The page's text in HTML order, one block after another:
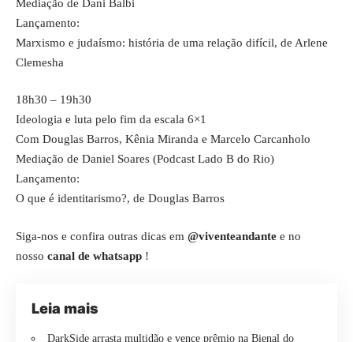
Mediação de Dani Balbi
Lançamento:
Marxismo e judaísmo: história de uma relação difícil, de Arlene
Clemesha
18h30 – 19h30
Ideologia e luta pelo fim da escala 6×1
Com Douglas Barros, Kênia Miranda e Marcelo Carcanholo
Mediação de Daniel Soares (Podcast Lado B do Rio)
Lançamento:
O que é identitarismo?, de Douglas Barros
Siga-nos e confira outras dicas em @viventeandante e no
nosso canal de whatsapp !
Leia mais
DarkSide arrasta multidão e vence prêmio na Bienal do